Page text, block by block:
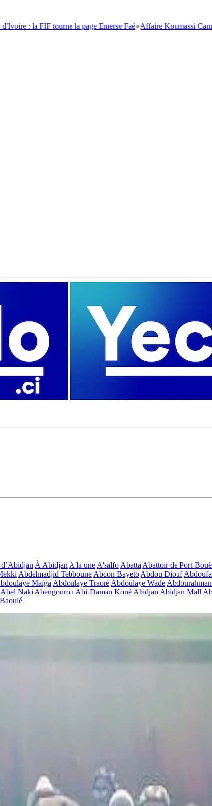
tourne la page Emerse Faé●Affaire Koumassi Campement :
À Abidjan A la une A'salfo Abatta Abattoir de Port-
Abdelmadjid Tebboune Abdon Bayeto Abdou Diouf
Maïga Abdoulaye Traoré Abdoulaye Wade
Abel Naki Abengourou Abi-Daman Koné Abidjan Abidjan Mall